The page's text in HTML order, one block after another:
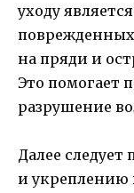
уходу
на пряди и
Это помогает
разрушение
Далее
и укреплению